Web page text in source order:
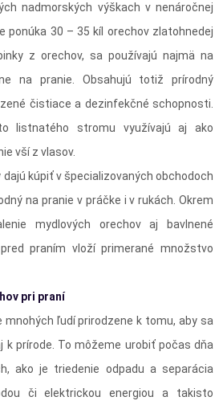
nadmorských výškach v nenáročnej
ponúka 30 – 35 kíl orechov zlatohnedej
z orechov, sa používajú najmä na
na pranie. Obsahujú totiž prírodný
čistiace a dezinfekčné schopnosti.
listnatého stromu využívajú aj ako
vší z vlasov.
dajú kúpiť v špecializovaných obchodoch
na pranie v práčke i v rukách. Okrem
mydlových orechov aj bavlnené
praním vloží primerané množstvo
pri praní
mnohých ľudí prirodzene k tomu, aby sa
k prírode. To môžeme urobiť počas dňa
ako je triedenie odpadu a separácia
či elektrickou energiou a takisto